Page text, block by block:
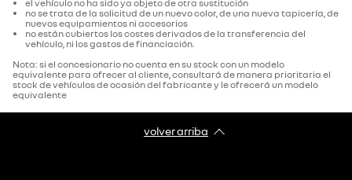
el vehículo no ha sido ya objeto de otra sustitución
no se trata de la solicitud de un nuevo color, de una nueva tapicería, de
nuevos equipamientos ni accesorios
no están cubiertos los costes derivados de la transferencia del
vehículo, ni los gastos de financiación.
Nota: si el concesionario no cuenta en su stock con un modelo
equivalente para ofrecer al cliente, consultará de manera prioritaria el
stock de vehículos de ocasión del fabricante y le ofrecerá un modelo
equivalente
volver arriba